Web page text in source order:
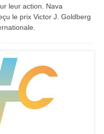
leur action. Nava
le prix Victor J. Goldberg